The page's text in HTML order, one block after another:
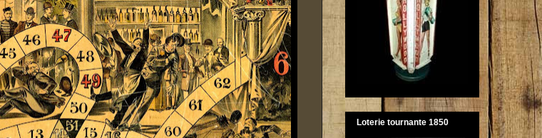
Loterie tournante 1850